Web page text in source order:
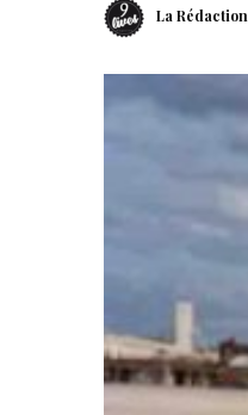
La Rédaction